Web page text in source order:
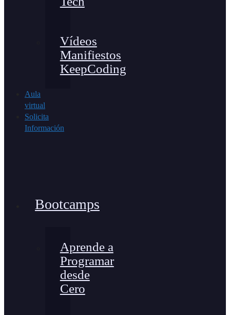
Vídeos
Manifiestos
KeepCoding
Aula
virtual
Solicita
Información
Bootcamps
Aprende a
Programar
desde
Cero